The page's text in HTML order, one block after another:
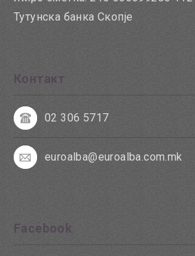
Тутунска банка Скопје
Контакт
02 306 5717
euroalba@euroalba.com.mk
Facebook